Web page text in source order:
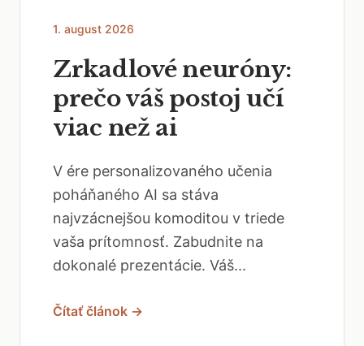
1. august 2026
Zrkadlové neuróny:
prečo váš postoj učí
viac než ai
V ére personalizovaného učenia
poháňaného AI sa stáva
najvzácnejšou komoditou v triede
vaša prítomnosť. Zabudnite na
dokonalé prezentácie. Váš...
Čítať článok →